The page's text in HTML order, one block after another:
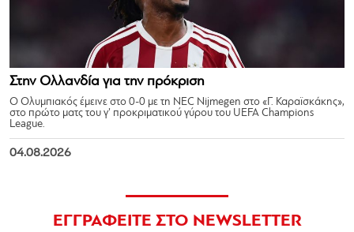
Στην Ολλανδία για την πρόκριση
Ο Ολυμπιακός έμεινε στο 0-0 με τη NEC Nijmegen στο «Γ. Καραϊσκάκης»,
στο πρώτο ματς του γ’ προκριματικού γύρου του UEFA Champions
League.
04.08.2026
ΕΓΓΡΑΦΕΙΤΕ ΣΤΟ NEWSLETTER